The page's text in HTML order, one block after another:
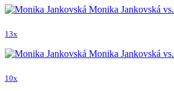
Monika Jankovská vs.
13x
Monika Jankovská vs.
10x